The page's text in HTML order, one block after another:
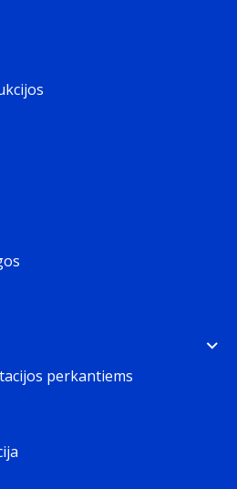
perkantiems